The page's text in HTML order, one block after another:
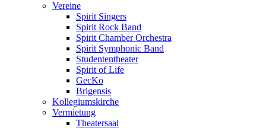
Vereine
Spirit Singers
Spirit Rock Band
Spirit Chamber Orchestra
Spirit Symphonic Band
Studententheater
Spirit of Life
GecKo
Brigensis
Kollegiumskirche
Vermietung
Theatersaal